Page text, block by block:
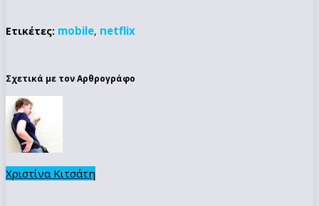
Ετικέτες: mobile, netflix
Σχετικά με τον Αρθρογράφο
Χριστίνα Κιτσάτη